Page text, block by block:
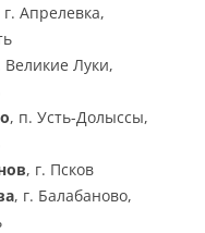
г. Апрелевка,
Великие Луки,
, п. Усть-Долыссы,
, г. Псков
, г. Балабаново,